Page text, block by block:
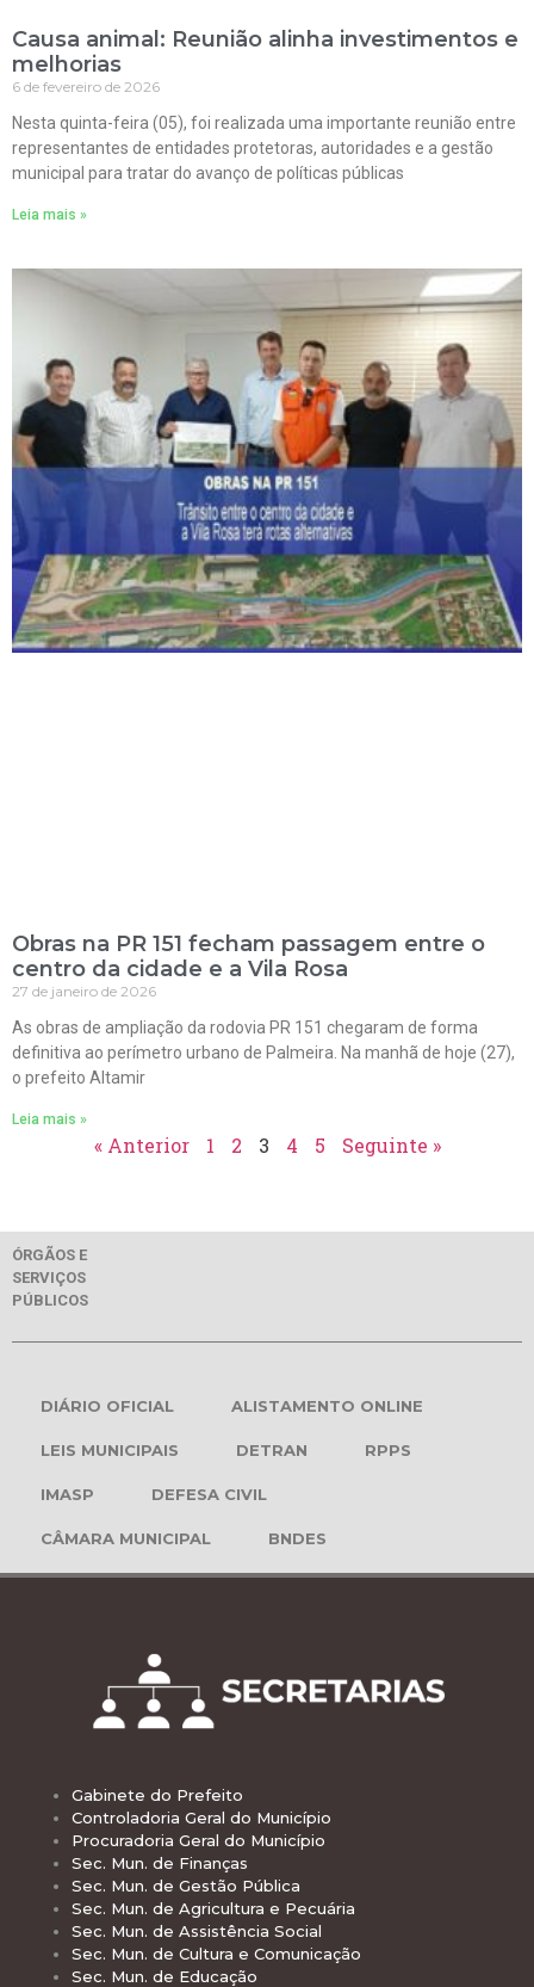
Causa animal: Reunião alinha investimentos e
melhorias
6 de fevereiro de 2026
Nesta quinta-feira (05), foi realizada uma importante reunião entre
representantes de entidades protetoras, autoridades e a gestão
municipal para tratar do avanço de políticas públicas
Leia mais »
Obras na PR 151 fecham passagem entre o
centro da cidade e a Vila Rosa
27 de janeiro de 2026
As obras de ampliação da rodovia PR 151 chegaram de forma
definitiva ao perímetro urbano de Palmeira. Na manhã de hoje (27),
o prefeito Altamir
Leia mais »
« Anterior 1 2 3 4 5 Seguinte »
ÓRGÃOS E
SERVIÇOS
PÚBLICOS
DIÁRIO OFICIAL ALISTAMENTO ONLINE
LEIS MUNICIPAIS DETRAN RPPS
IMASP DEFESA CIVIL
CÂMARA MUNICIPAL BNDES
Gabinete do Prefeito
Controladoria Geral do Município
Procuradoria Geral do Município
Sec. Mun. de Finanças
Sec. Mun. de Gestão Pública
Sec. Mun. de Agricultura e Pecuária
Sec. Mun. de Assistência Social
Sec. Mun. de Cultura e Comunicação
Sec. Mun. de Educação